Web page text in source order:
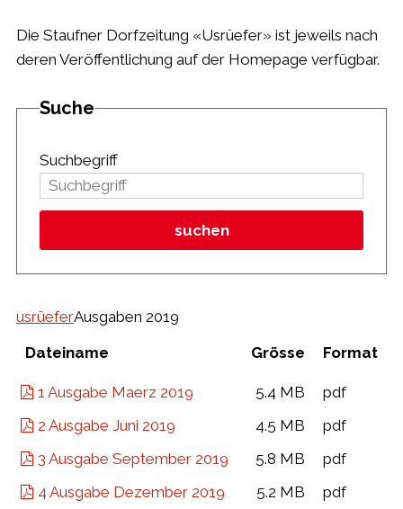
Die Staufner Dorfzeitung «Usrüefer» ist jeweils nach
deren Veröffentlichung auf der Homepage verfügbar.
Suche
Suchbegriff
suchen
usrüeferAusgaben 2019
Dateiname Grösse Format
1 Ausgabe Maerz 2019 5.4 MB
pdf
2 Ausgabe Juni 2019
4.5 MB
pdf
3 Ausgabe September 2019
5.8 MB
pdf
4 Ausgabe Dezember 2019
5.2 MB pdf